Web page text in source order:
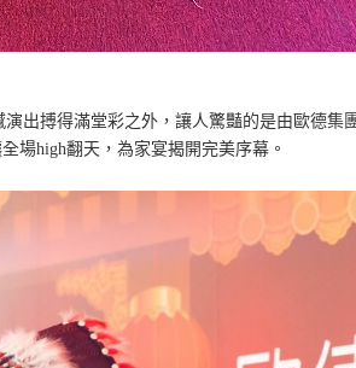
出搏得滿堂彩之外，讓人驚豔的是由歐德集
場high翻天，為家宴揭開完美序幕。